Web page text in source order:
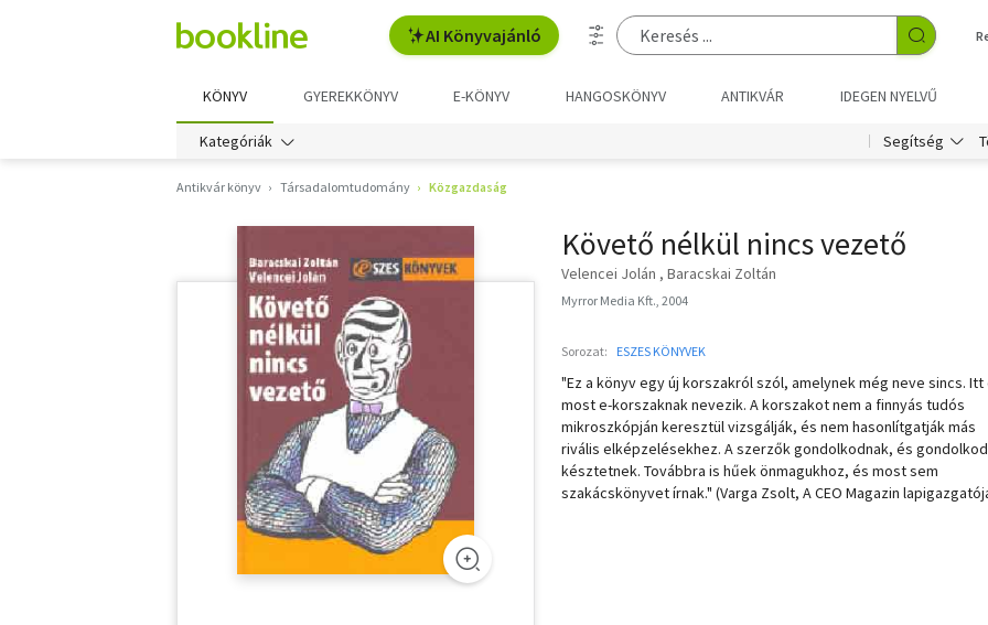
AI Könyvajánló
KÖNYV GYEREKKÖNYV E-KÖNYV HANGOSKÖNYV ANTIKVÁR IDEGEN NYELVŰ
Kategóriák Segítség
Antikvár könyv Társadalomtudomány Közgazdaság
Követő nélkül nincs vezető
Velencei Jolán Baracskai Zoltán
Myrror Media Kft., 2004
Sorozat: ESZES KÖNYVEK
"Ez a könyv egy új korszakról szól, amelynek még neve sincs. Itt
most e-korszaknak nevezik. A korszakot nem a finnyás tudós
mikroszkópján keresztül vizsgálják, és nem hasonlítgatják más
rivális elképzelésekhez. A szerzők gondolkodnak, és
késztetnek. Továbbra is hűek önmagukhoz, és most sem
szakácskönyvet írnak." (Varga Zsolt, A CEO Magazin